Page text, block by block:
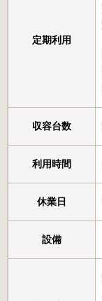
定期利用
収容台数
利用時間
休業日
設備